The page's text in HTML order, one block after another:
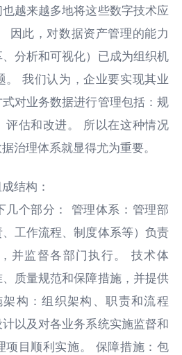
越来越多地将这些数字技术应
因此，对数据资产管理的能力
、分析和可视化）已成为组织机
。 我们认为，企业要实现其业
对业务数据进行管理包括：规
评估和改进。 所以在这种情况
治理体系就显得尤为重要。
结构：
几个部分： 管理体系：管理部
工作流程、制度体系等）负责
并监督各部门执行。 技术体
质量规范和保障措施，并提供
构：组织架构、职责和流程
计以及对各业务系统实施监督和
项目顺利实施。 保障措施：包